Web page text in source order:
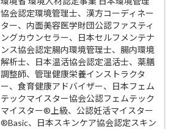
協会認定環境管理士、漢方コーディネー
ター、内面美容医学財団公認ファスティ
ングカウンセラー、日本セルフメンテナ
ンス協会認定腸内環境管理士、腸内環境
解析士、日本温活協会認定温活士、薬膳
調整師、管理健康栄養インストラクタ
ー、食育健康アドバイザー、日本フェム
テックマイスター協会公認フェムテック
マイスター®上級、公認妊活マイスター
®Basic、日本スキンケア協会認定スキン